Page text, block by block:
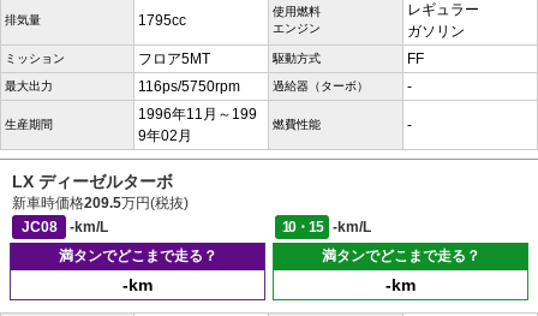
排気量 1795cc
使用燃料
エンジン
レギュラー
ガソリン
ミッション フロア5MT 駆動方式 FF
最大出力 116ps/5750rpm 過給器（ターボ） -
生産期間
1996年11月～199
9年02月
燃費性能 -
LX ディーゼルターボ
新車時価格209.5万円(税抜)
JC08
-km/L 10・15
-km/L
満タンでどこまで走る？
-km
満タンでどこまで走る？
-km